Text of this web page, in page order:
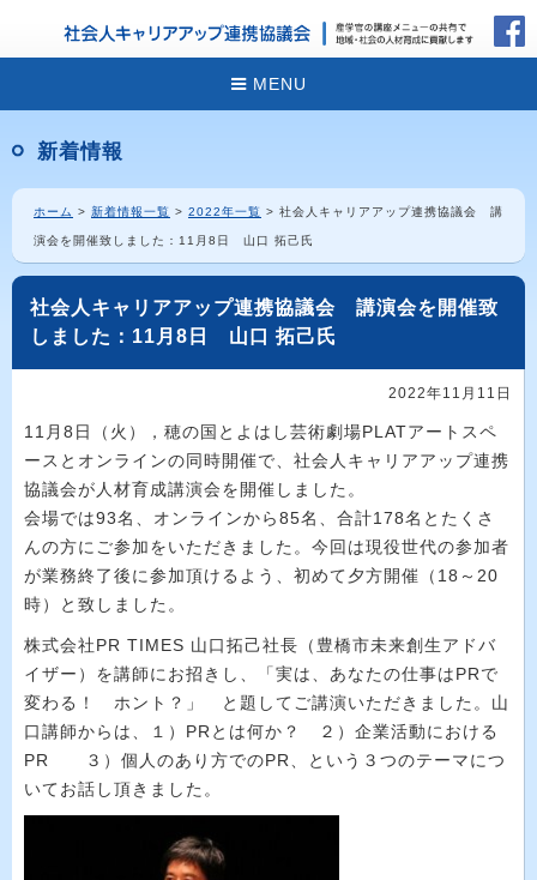
MENU
新着情報
ホーム > 新着情報一覧 > 2022年一覧 > 社会人キャリアアップ連携協議会 講
演会を開催致しました：11月8日 山口 拓己氏
社会人キャリアアップ連携協議会 講演会を開催致
しました：11月8日 山口 拓己氏
2022年11月11日
11 月 8 日（火），穂の国とよはし芸術劇場PLATアートスペ
ースとオンラインの同時開催で、社会人キャリアアップ連携
協議会が人材育成講演会を開催しました。
会場では93名、オンラインから85名、合計178名とたくさ
んの方にご参加をいただきました。今回は現役世代の参加者
が業務終了後に参加頂けるよう、初めて夕方開催（ 18 ～ 20
時）と致しました。
株式会社PR TIMES 山口拓己社長（豊橋市未来創生アドバ
イザー）を講師にお招きし、「実は、あなたの仕事はPRで
変わる！ ホント？」 と題してご講演いただきました。山
口講師からは、１） PR とは何か？ ２）企業活動における
PR
３）個人のあり方でのPR
、という３つのテーマにつ
いてお話し頂きました。